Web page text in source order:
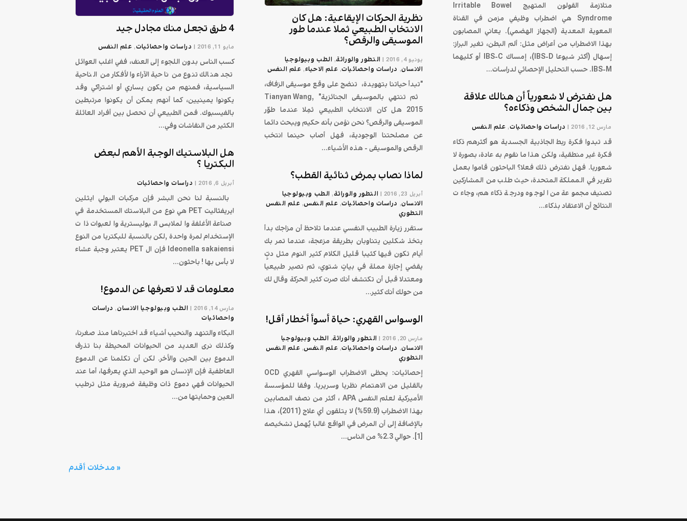
متلازمة القولون المتهيج Irritable Bowel
Syndrome هي اضطراب وظيفي مزمن في القناة
المعوية المعدية (الجهاز الهضمي). يعاني المصابون
بهذا الاضطراب من أعراض مثل: ألم البطن، تغير البراز:
إسهال (أكثر شيوعا IBS-D)، إمساك IBS-C أو كليهما
IBS-M. حسب التحليل الإحصائي لدراسات...
هل نفترض لا شعورياً أن هنالك علاقة
بين جمال الشخص وذكاءه؟
مارس 12, 2016 | دراسات واحصائيات, علم النفس
قد تبدوا فكرة ربط الجاذبية الجسدية هو أكثرهم ذكاء
فكرة غير منطقية، ولكن هذا ما نقوم به عادة، بصورة لا
شعوريا. فهل نفترض ذلك فعلا؟ الباحثون قاموا بعمل
تقرير في المملكة المتحدة، حيث طلب من المشاركين
تصنيف مجموعة من الوجوه ودرجة ذكاءهم، وجاءت
النتائج أن الاعتقاد بذكاء...
نظرية الحركات الإيقاعية: هل كان
الانتخاب الطبيعي ثملا عندما طور
الموسيقى والرقص؟
يونيو 4, 2016 | التطور والوراثة, الطب وبيولوجيا
الانسان, دراسات واحصائيات, علم الاحیاء, علم النفس
"تبدأ حياتنا بتهويدة، تنضج على وقع موسيقى الزفاف،
ثم تنتهي بالموسيقى الجنائزية" Tianyan Wang,
2015 هل كان الانتخاب الطبيعي ثمِلا عندما طوَّر
الموسيقى والرقص؟ نحن نؤمن بأنه حكيم ويبحث دائما
عن مصلحتنا الوجودية، فهل أصاب حينما انتخب
الرقص والموسيقى - هذه الأشياء...
لماذا نصاب بمرض ثنائية القطب؟
أبريل 23, 2016 | التطور والوراثة, الطب وبيولوجيا
الانسان, دراسات واحصائيات, علم النفس, علم النفس
التطوري
ستقرر زيارة الطبيب النفسي عندما تلاحظ أن مزاجك بدأ
يتخذ شكلين يتناوبان بطريقة مزعجة، عندما تمر بك
أيام تكون فيها كئيبا قليل الكلام كثير النوم مثل دبٍّ
يقضي إجازة مملة في بياتٍ شتوي، ثم تصير طبيعيا
ومعتدلا قبل أن تكتشف أنك صرت كثير الحركة وقال لك
من حولك أنك كثير...
الوسواس القهري: حياة أسوأ أخطار أقل!
مارس 20, 2016 | التطور والوراثة, الطب وبيولوجيا
الانسان, دراسات واحصائيات, علم النفس, علم النفس
التطوري
إحصائيات: يحظى الاضطراب الوسواسي القهري OCD
بالقليل من الاهتمام نظريا وسريريا. وفقا للمؤسسة
الأميركية لعلم النفس APA ، أكثر من نصف المصابين
بهذا الاضطراب (59.9%) لا يتلقون أي علاج (2011)، هذا
بالإضافة إلى أن المرض في الواقع غالبا يُهمل تشخيصه
[1]. حوالي 2.3% من الناس...
4 طرق تجعل منك مجادل جيد
مايو 11, 2016 | دراسات واحصائيات, علم النفس
كسب الناس بدون اللجوء إلى العنف، ففي اغلب العوائل
تجد هنالك تنوع من ناحية الآراء والأفكار من الناحية
السياسية، فمنهم من يكون يساري أو اشتراكي وقد
يكونوا يمينيين، كما أنهم يمكن أن يكونوا مرتبطين
بالفيسبوك. فمن الطبيعي أن تحصل بين أفراد العائلة
الكثير من النقاشات وفي...
هل البلاستيك الوجبة الأهم لبعض
البكتريا ؟
أبريل 6, 2016 | دراسات واحصائيات
بالنسبة لنا نحن البشر فإن مركبات البولي ايثلين
ايريفثاليت PET هي نوع من البلاستك المستخدمة في
صناعة الأغلفة والملابس البوليسترية والعبوات ذات
الإستخدام لمرة واحدة ,لكن بالنسبة للبكتريا من النوع
Ideonella sakaiensi فإن ال PET يعتبر وجبة عشاء
لا بأس بها ! باحثون...
معلومات قد لا تعرفها عن الدموع!
مارس 14, 2016 | الطب وبيولوجيا الانسان, دراسات
واحصائيات
البكاء والتنهد والنحيب أشياء قد اختبرناها منذ صغرنا،
وكذلك نرى العديد من الحيوانات المحيطة بنا تذرف
الدموع بين الحين والأخر. لكن أن تكلمنا عن الدموع
العاطفية فإن الإنسان هو الوحيد الذي يعرفها، أما عند
الحيوانات فهي دموع ذات وظيفة ضرورية مثل ترطيب
العين وحمايتها من...
« مدخلات أقدم